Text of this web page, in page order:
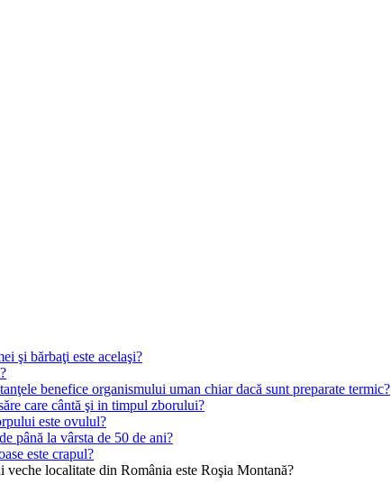
şi bărbaţi este acelaşi?
benefice organismului uman chiar dacă sunt preparate termic?
care cântă şi in timpul zborului?
este ovulul?
până la vârsta de 50 de ani?
este crapul?
localitate din România este Roşia Montană?